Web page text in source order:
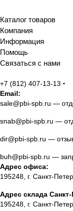
Каталог товаров
Компания
Информация
Помощь
Связаться с нами
+7 (812) 407-13-13
Email:
sale@pbi-spb.ru —
snab@pbi-spb.ru —
dir@pbi-spb.ru —
buh@pbi-spb.ru —
Адрес офиса:
195248, г. Санкт-
Адрес склада
195248, г. Санкт-